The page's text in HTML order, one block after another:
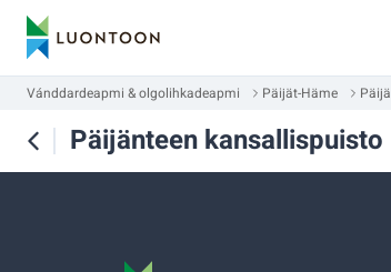
Vánddardeapmi & olgolihkadeapmi Päijät-Häme
Päijänteen kansallispuisto